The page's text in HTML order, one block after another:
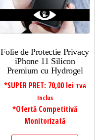
Folie de Protectie Privacy
iPhone 11 Silicon
Premium cu Hydrogel
*SUPER PRET: 70,00 lei TVA
Inclus
*Ofertă Competitivă
Monitorizată